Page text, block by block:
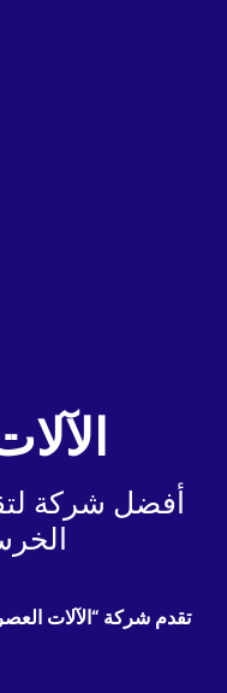
أفضل شركة
تقدم شركة “الآلات